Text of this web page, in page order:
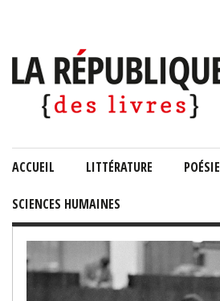
ACCUEIL LITTÉRATURE POÉSIE
SCIENCES HUMAINES